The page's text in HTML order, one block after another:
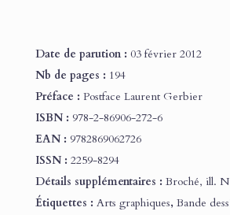
Date de parution : 03 février 2012
Nb de pages : 194
Préface : Postface Laurent Gerbier
ISBN : 978-2-86906-272-6
EAN : 9782869062726
ISSN : 2259-8294
Détails supplémentaires : Broché, ill.
Étiquettes : Arts graphiques, Bande